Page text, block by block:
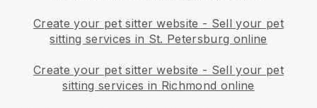
Create your pet sitter website - Sell your pet
sitting services in St. Petersburg online
Create your pet sitter website - Sell your pet
sitting services in Richmond online